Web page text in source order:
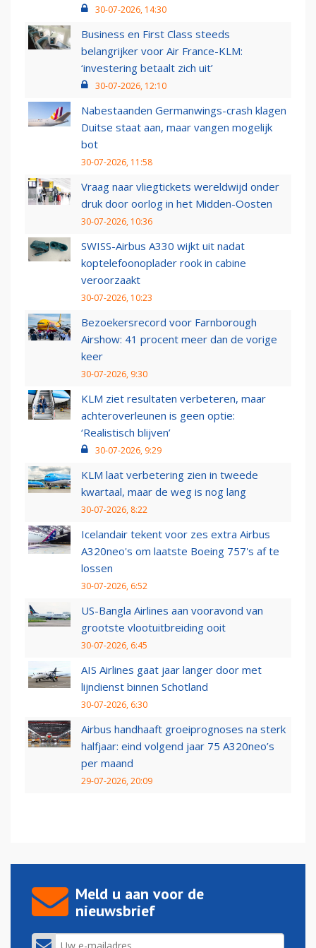
30-07-2026, 14:30
Business en First Class steeds
belangrijker voor Air France-KLM:
‘investering betaalt zich uit’
30-07-2026, 12:10
Nabestaanden Germanwings-crash klagen
Duitse staat aan, maar vangen mogelijk
bot
30-07-2026, 11:58
Vraag naar vliegtickets wereldwijd onder
druk door oorlog in het Midden-Oosten
30-07-2026, 10:36
SWISS-Airbus A330 wijkt uit nadat
koptelefoonoplader rook in cabine
veroorzaakt
30-07-2026, 10:23
Bezoekersrecord voor Farnborough
Airshow: 41 procent meer dan de vorige
keer
30-07-2026, 9:30
KLM ziet resultaten verbeteren, maar
achteroverleunen is geen optie:
‘Realistisch blijven’
30-07-2026, 9:29
KLM laat verbetering zien in tweede
kwartaal, maar de weg is nog lang
30-07-2026, 8:22
Icelandair tekent voor zes extra Airbus
A320neo's om laatste Boeing 757's af te
lossen
30-07-2026, 6:52
US-Bangla Airlines aan vooravond van
grootste vlootuitbreiding ooit
30-07-2026, 6:45
AIS Airlines gaat jaar langer door met
lijndienst binnen Schotland
30-07-2026, 6:30
Airbus handhaaft groeiprognoses na sterk
halfjaar: eind volgend jaar 75 A320neo’s
per maand
29-07-2026, 20:09
Meld u aan voor de
nieuwsbrief